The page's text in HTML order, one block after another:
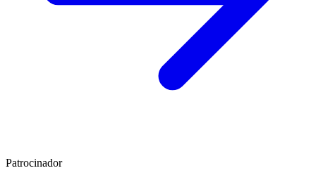
Patrocinador